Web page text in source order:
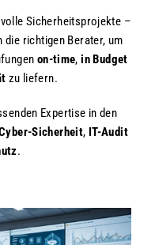
Sicherheitsprojekte –
die richtigen Berater, um
on-time,in Budget
zu liefern.
Expertise in den
Sicherheit, IT-Audit
.